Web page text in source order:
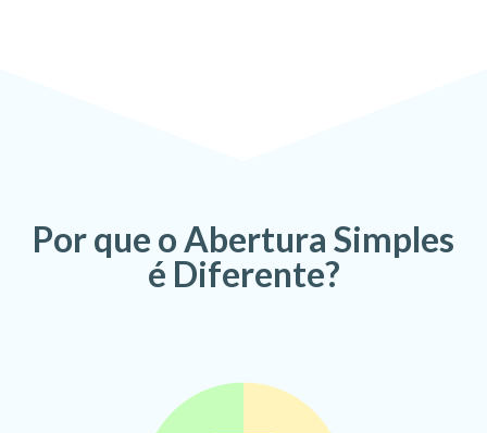
Por que o Abertura Simples
é Diferente?